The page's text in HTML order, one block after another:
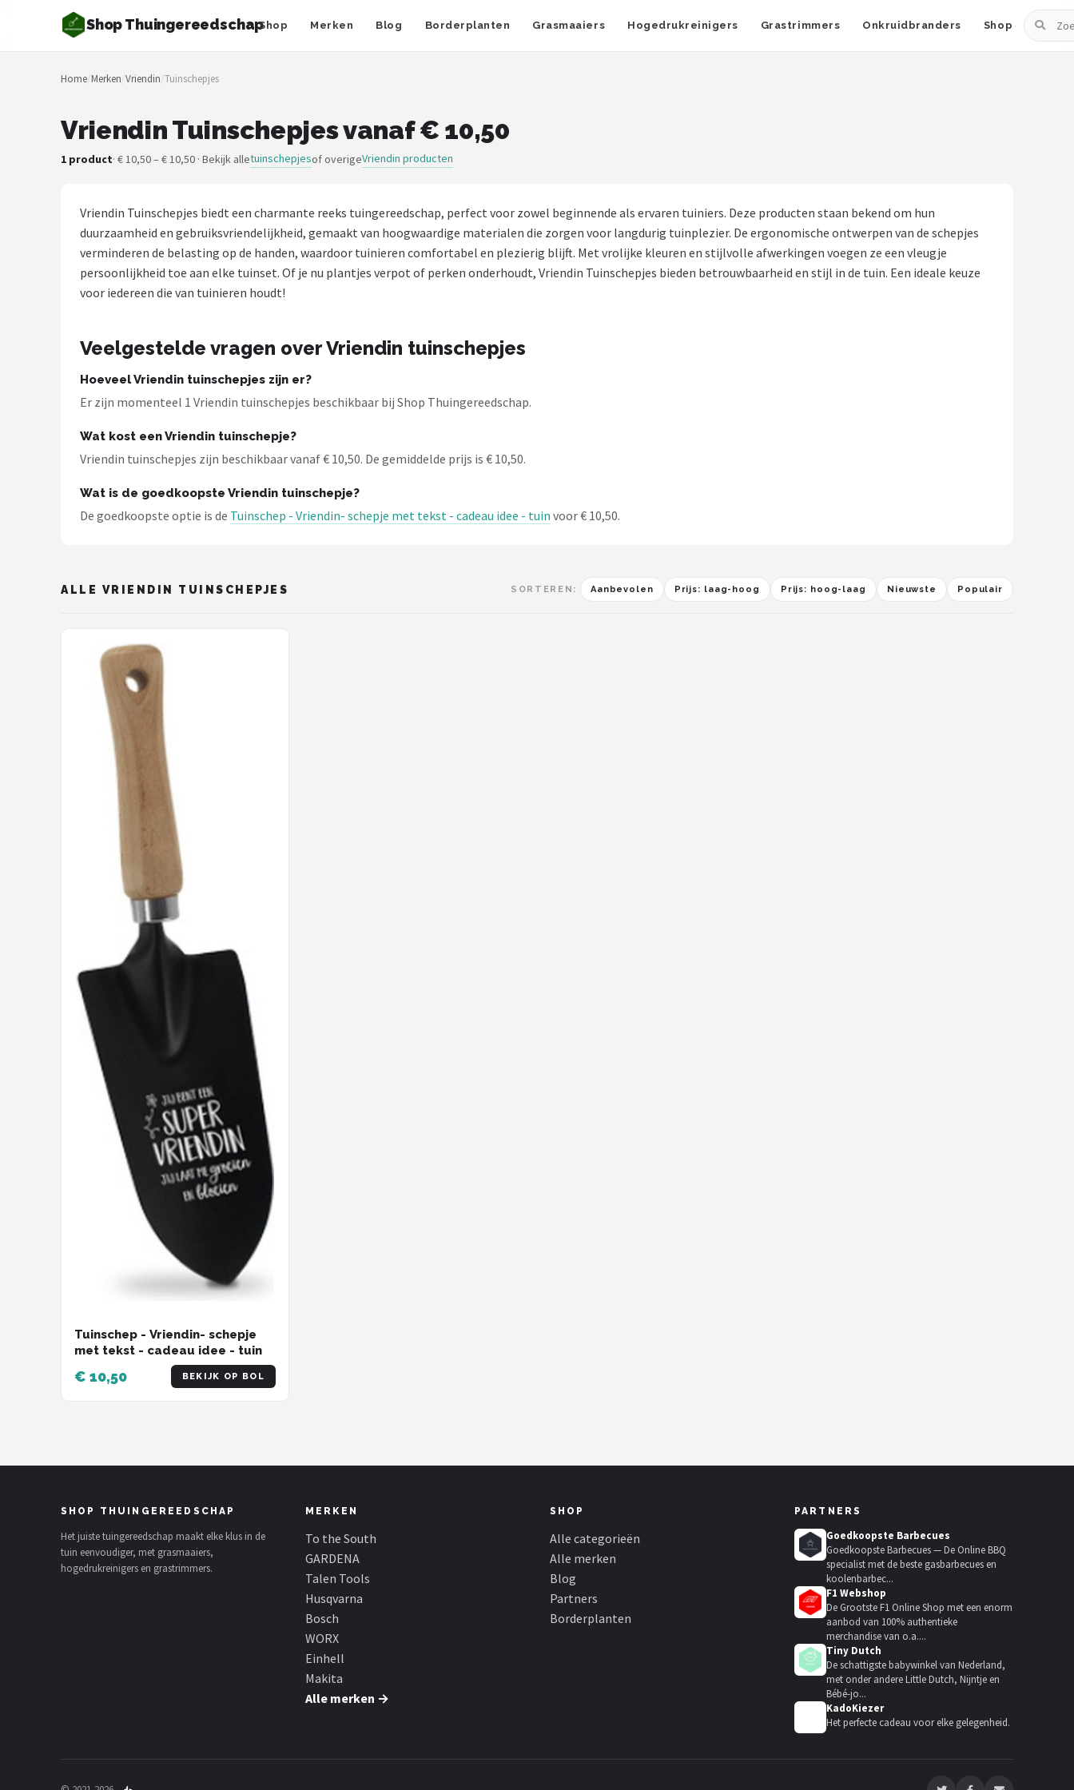
Shop ThuingereedschapShop Merken Blog Borderplanten Grasmaaiers Hogedrukreinigers Grastrimmers Onkruidbranders Shop
Zoeken
Zoeken
NAVIGATIE
Merken
Borderplanten
Grasmaaiers
Grastrimmers
Onkruidbranders
POPULAIRE MERKEN
To the South
GARDENA
Alle merken →
Home/Merken/Vriendin/Tuinschepjes
Vriendin Tuinschepjes vanaf € 10,50
1 product· € 10,50 – € 10,50 · Bekijk alletuinschepjesof overigeVriendin producten
Vriendin Tuinschepjes biedt een charmante reeks tuingereedschap, perfect voor zowel beginnende als ervaren tuiniers. Deze producten staan bekend om hun
duurzaamheid en gebruiksvriendelijkheid, gemaakt van hoogwaardige materialen die zorgen voor langdurig tuinplezier. De ergonomische ontwerpen van de schepjes
verminderen de belasting op de handen, waardoor tuinieren comfortabel en plezierig blijft. Met vrolijke kleuren en stijlvolle afwerkingen voegen ze een vleugje
persoonlijkheid toe aan elke tuinset. Of je nu plantjes verpot of perken onderhoudt, Vriendin Tuinschepjes bieden betrouwbaarheid en stijl in de tuin. Een ideale keuze
voor iedereen die van tuinieren houdt!
Veelgestelde vragen over Vriendin tuinschepjes
Hoeveel Vriendin tuinschepjes zijn er?
Er zijn momenteel 1 Vriendin tuinschepjes beschikbaar bij Shop Thuingereedschap.
Wat kost een Vriendin tuinschepje?
Vriendin tuinschepjes zijn beschikbaar vanaf € 10,50. De gemiddelde prijs is € 10,50.
Wat is de goedkoopste Vriendin tuinschepje?
De goedkoopste optie is de Tuinschep - Vriendin- schepje met tekst - cadeau idee - tuin voor € 10,50.
ALLE VRIENDIN TUINSCHEPJES SORTEREN: Aanbevolen Prijs: laag-hoog Prijs: hoog-laag Nieuwste Populair
Tuinschep - Vriendin- schepje
met tekst - cadeau idee - tuin
€ 10,50 BEKIJK OP BOL
SHOP THUINGEREEDSCHAP
Het juiste tuingereedschap maakt elke klus in de
tuin eenvoudiger, met grasmaaiers,
hogedrukreinigers en grastrimmers.
MERKEN
To the South
GARDENA
Talen Tools
Husqvarna
Bosch
WORX
Einhell
Makita
Alle merken →
SHOP
Alle categorieën
Alle merken
Blog
Partners
Borderplanten
PARTNERS
Goedkoopste Barbecues
Goedkoopste Barbecues — De Online BBQ
specialist met de beste gasbarbecues en
koolenbarbec...
F1 Webshop
De Grootste F1 Online Shop met een enorm
aanbod van 100% authentieke
merchandise van o.a....
Tiny Dutch
De schattigste babywinkel van Nederland,
met onder andere Little Dutch, Nijntje en
Bébé-jo...
KadoKiezer
Het perfecte cadeau voor elke gelegenheid.